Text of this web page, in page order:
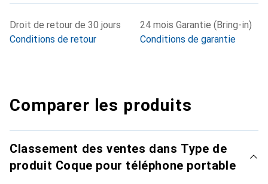
Droit de retour de 30 jours
Conditions de retour
24 mois Garantie (Bring-in)
Conditions de garantie
Comparer les produits
Classement des ventes dans Type de
produit Coque pour téléphone portable